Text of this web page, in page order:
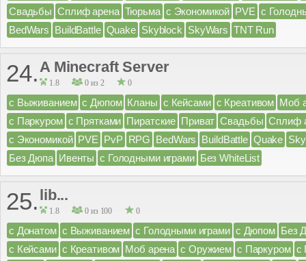
Свадьбы Сплиф арена Тюрьма с Экономикой PVE с
BedWars BuildBattle Quake Skyblock SkyWars TNT Run
24.A Minecraft Server
1.8 0 из 2 0
с Выживанием с Дюпом Кланы с Кейсами с Креативом Моб
с Паркуром с Прятками Пиратские Приват Свадьбы Сплиф
с Экономикой PVE PvP RPG BedWars BuildBattle Quake
Без Дюпа Ивенты с Голодными играми Без WhiteList
25. lib...
1.8 0 из 100 0
с Донатом с Выживанием с Голодными играми с Дюпом Без
с Кейсами с Креативом Моб арена с Оружием с Паркуром с